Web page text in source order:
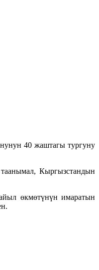
40 жаштагы тургуну
Кыргызстандын
өкмөтүнүн имаратын